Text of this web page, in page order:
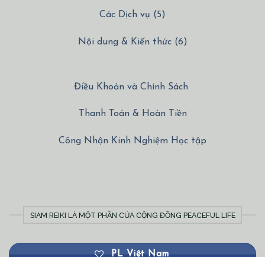
Các Dịch vụ (5)
Nội dung & Kiến thức (6)
Điều Khoản và Chính Sách
Thanh Toán & Hoàn Tiền
Công Nhận Kinh Nghiệm Học tập
SIAM REIKI LÀ MỘT PHẦN CỦA CỘNG ĐỒNG PEACEFUL LIFE
PL Việt Nam